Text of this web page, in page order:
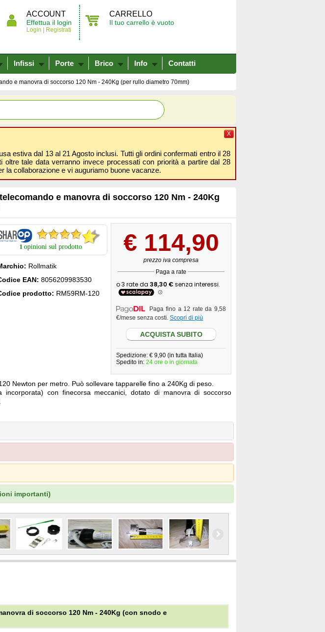
ACCOUNT
Effettua il login
Login | Registrati
CARRELLO
Il tuo carrello è vuoto
Infissi Porte Brico Info Contatti
e manovra di soccorso 120 Nm - 240Kg (per rullo diametro 70mm)
estiva dal 13 al 21 Agosto inclusi. Tutti gli ordini confermati entro il 28
tale data verranno invece processati con priorità a partire dal 28
la collaborazione e vi auguriamo buone vacanze.
X
e manovra di soccorso 120 Nm - 240Kg
1 opinioni sul prodotto
Rollmatik
EAN: 8056209983530
prodotto: RM59RM-120
€ 114,90
prezzo iva compresa
Paga a rate
Paga fino a 12 rate da 9,58
€/mese senza costi. Scopri di più
ACQUISTA SUBITO
Spedizione: € 9,90 (in tutta Italia)
Spedito in: 24 ore o in giornata
Newton per metro. Può sollevare tapparelle fino a 240Kg di peso.
incorporata) con finecorsa meccanici, dotato di manovra di soccorso
importanti)
di soccorso 120 Nm - 240Kg (con snodo e